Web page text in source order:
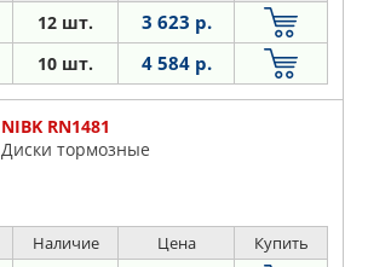
12 шт. 3 623 р.
10 шт. 4 584 р.
NIBK RN1481
Диски тормозные
Наличие Цена Купить